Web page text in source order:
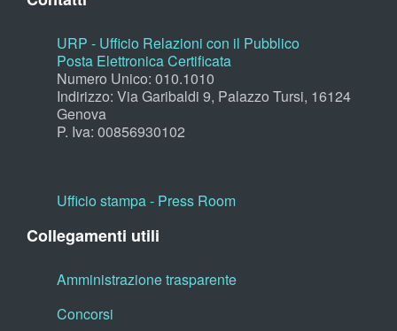
URP - Ufficio Relazioni con il Pubblico
Posta Elettronica Certificata
Numero Unico: 010.1010
Indirizzo: Via Garibaldi 9, Palazzo Tursi, 16124
Genova
P. Iva: 00856930102
Ufficio stampa - Press Room
Collegamenti utili
Amministrazione trasparente
Concorsi